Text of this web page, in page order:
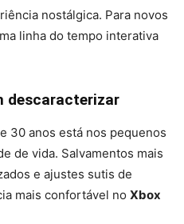
nostálgica. Para novos
linha do tempo interativa
descaracterizar
30 anos está nos pequenos
de vida. Salvamentos mais
e ajustes sutis de
mais confortável no Xbox